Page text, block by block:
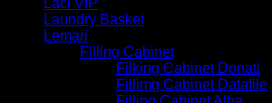
Laci VIP
Laundry Basket
Lemari
Filling Cabinet
Filking Cabinet Donati
Fillimg Cabinet Datafile